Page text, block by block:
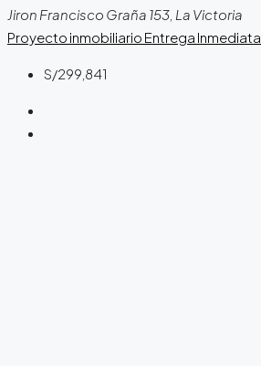
Jiron Francisco Graña 153, La Victoria
Proyecto inmobiliario Entrega Inmediata
S/299,841